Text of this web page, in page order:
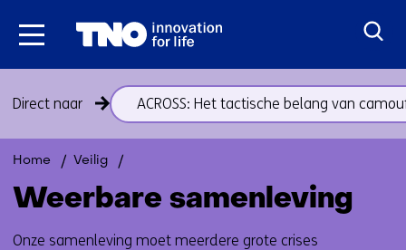
Ga
Sla
navigatie
thema
samenleving)
Direct naar ACROSS: Het tactische belang van
navigatie
onder
Home Veilig
Weerbare samenleving
Onze samenleving moet meerdere grote crises